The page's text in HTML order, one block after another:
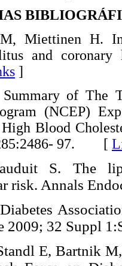
Miettinen H.
and
]
of The
(NCEP)
Blood
97. [
S. The
risk. Annals
2009; 32 Suppl
E, Bartnik